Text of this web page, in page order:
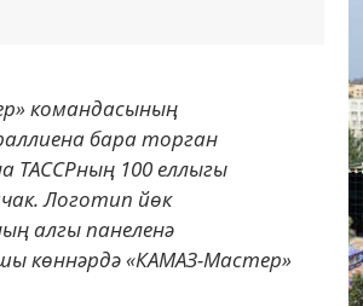
командасының
бара торган
ТАССРның 100 еллыгы
Логотип йөк
алгы панеленә
көннәрдә «КАМАЗ-Мастер»